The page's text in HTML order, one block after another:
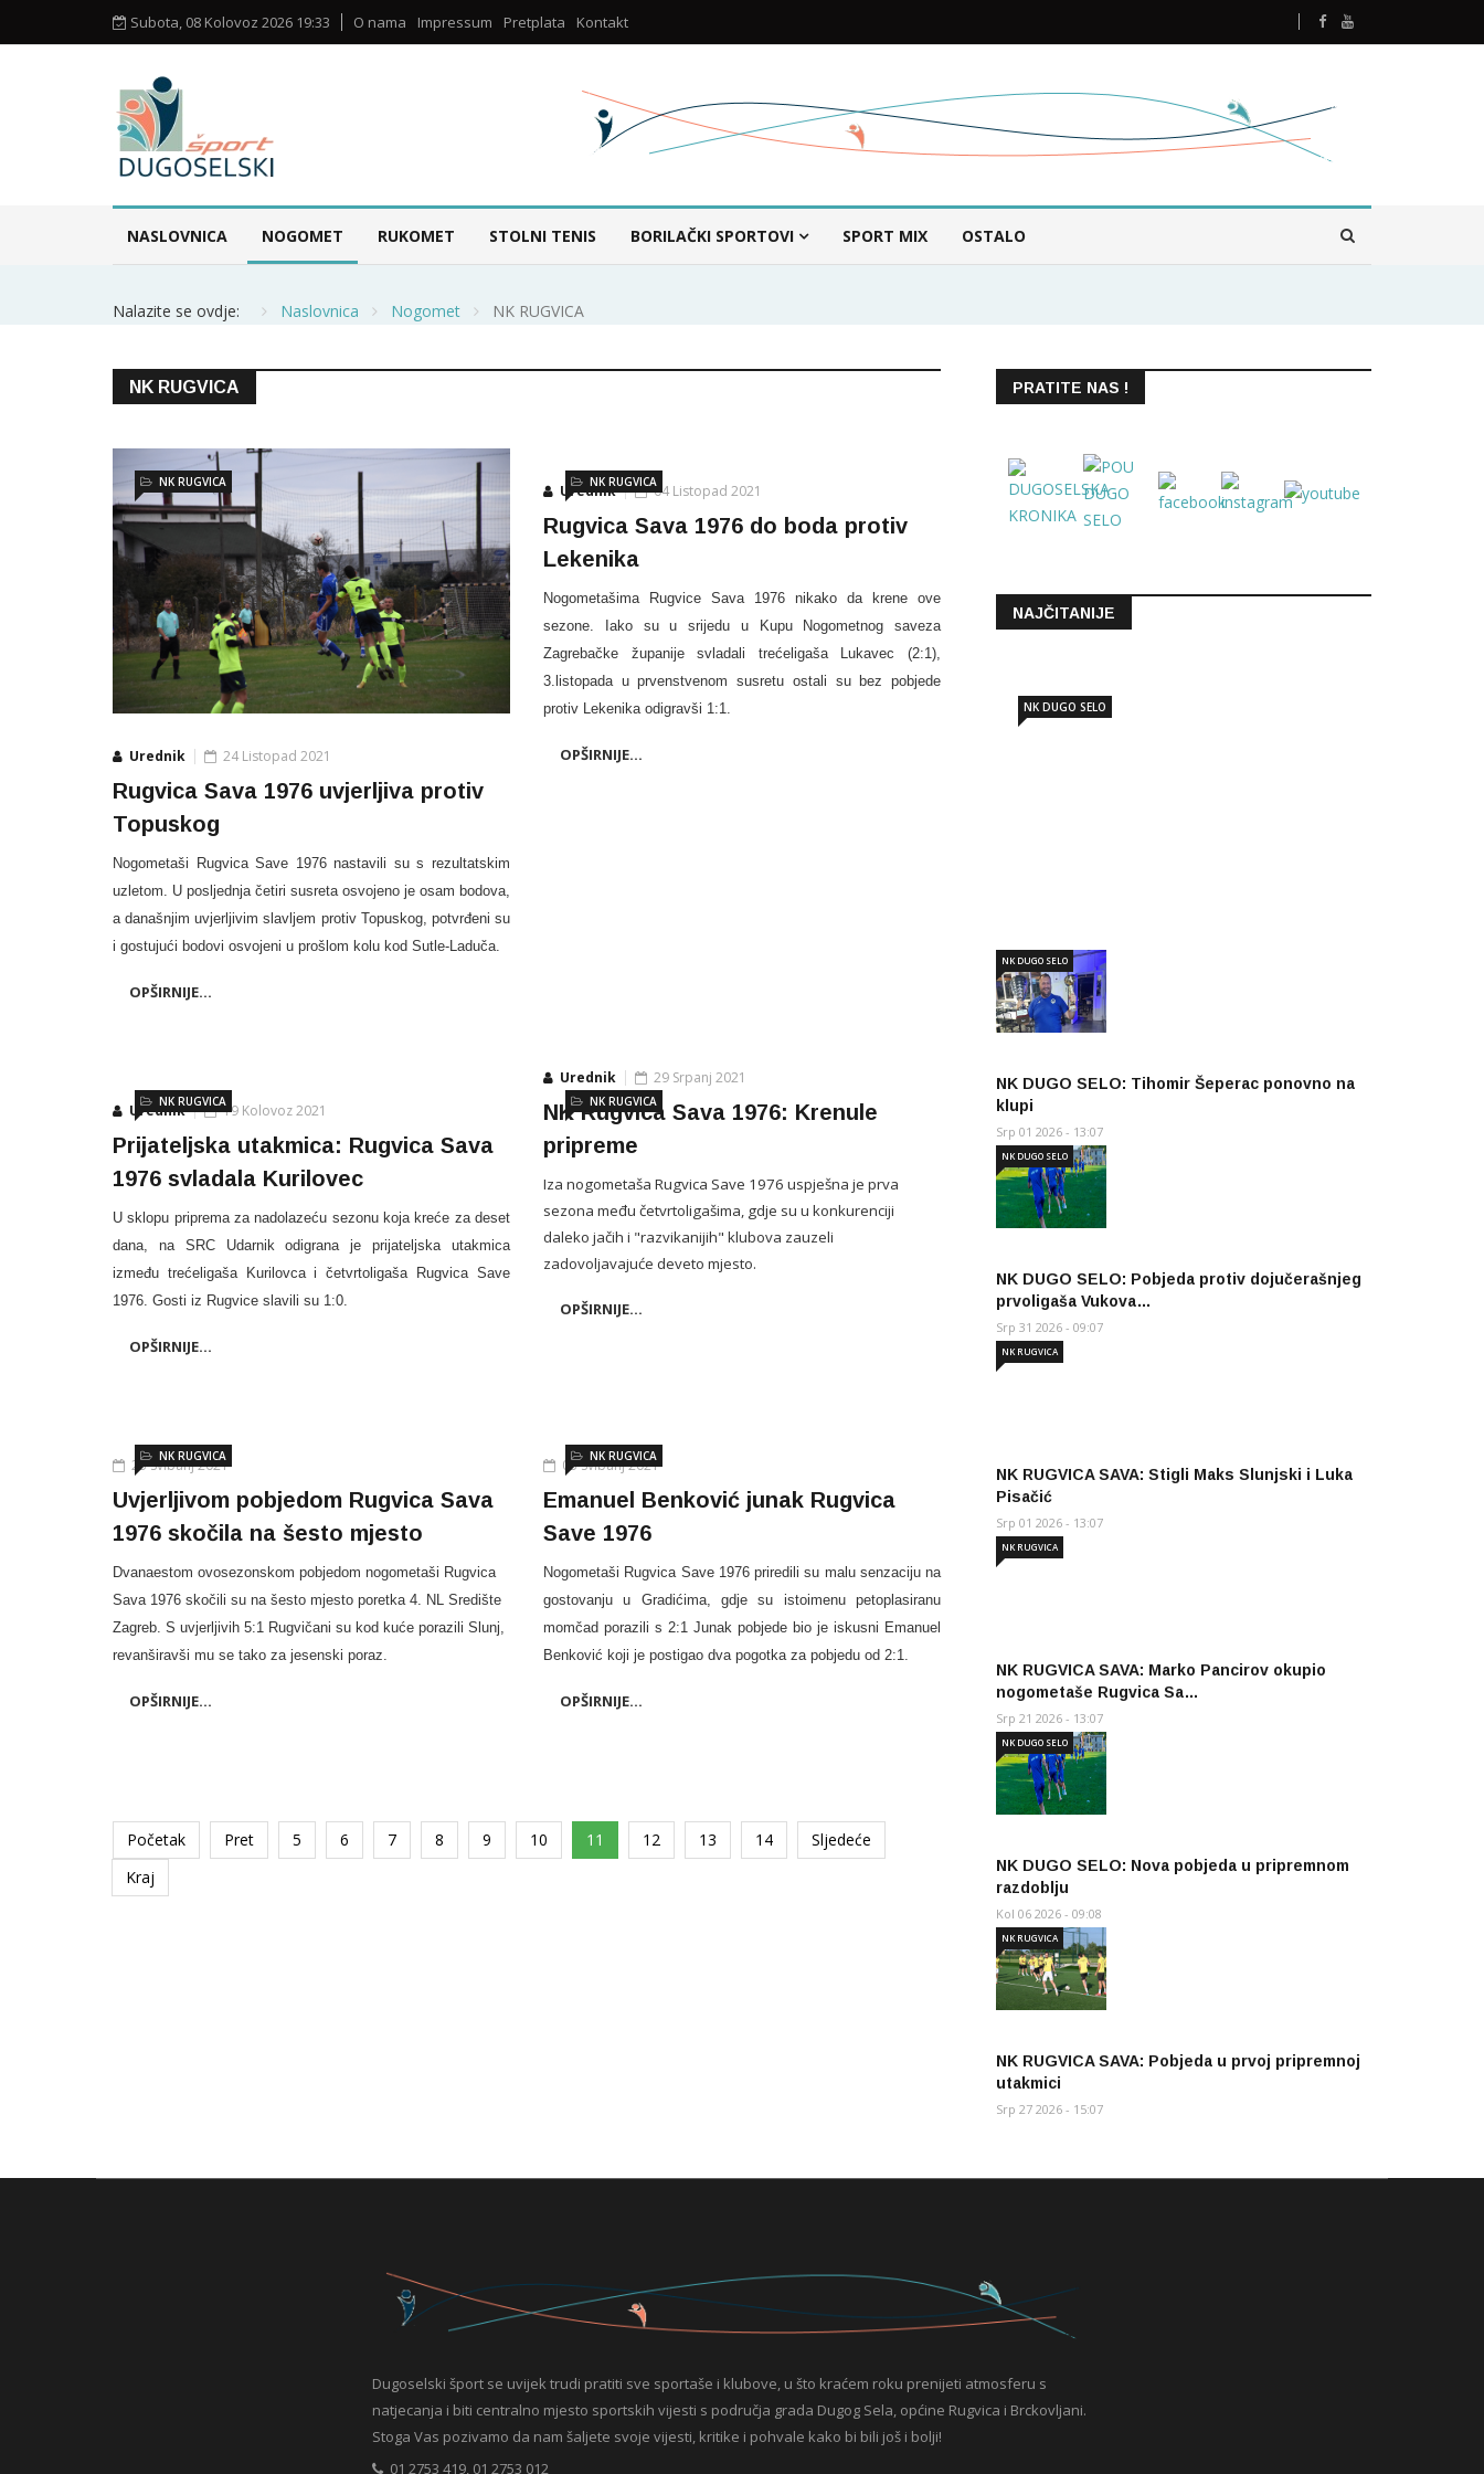
Subota, 08 Kolovoz 2026 19:33 O nama Impressum Pretplata Kontakt
NASLOVNICA NOGOMET RUKOMET STOLNI TENIS BORILAČKI SPORTOVI SPORT MIX OSTALO
Nalazite se ovdje: Naslovnica Nogomet NK RUGVICA
NK RUGVICA
Urednik
NK RUGVICA
24 Listopad 2021
Rugvica Sava 1976 uvjerljiva protiv
Topuskog
Nogometaši Rugvica Save 1976 nastavili su s rezultatskim
uzletom. U posljednja četiri susreta osvojeno je osam bodova,
a današnjim uvjerljivim slavljem protiv Topuskog, potvrđeni su
i gostujući bodovi osvojeni u prošlom kolu kod Sutle-Laduča.
OPŠIRNIJE...
UrednikNK RUGVICA04 Listopad 2021
Rugvica Sava 1976 do boda protiv
Lekenika
Nogometašima Rugvice Sava 1976 nikako da krene ove
sezone. Iako su u srijedu u Kupu Nogometnog saveza
Zagrebačke županije svladali trećeligaša Lukavec (2:1),
3.listopada u prvenstvenom susretu ostali su bez pobjede
protiv Lekenika odigravši 1:1.
OPŠIRNIJE...
UrednikNK RUGVICA19 Kolovoz 2021
Prijateljska utakmica: Rugvica Sava
1976 svladala Kurilovec
U sklopu priprema za nadolazeću sezonu koja kreće za deset
dana, na SRC Udarnik odigrana je prijateljska utakmica
između trećeligaša Kurilovca i četvrtoligaša Rugvica Save
1976. Gosti iz Rugvice slavili su 1:0.
OPŠIRNIJE...
Urednik
NK RUGVICA
29 Srpanj 2021
NK Rugvica Sava 1976: Krenule
pripreme
Iza nogometaša Rugvica Save 1976 uspješna je prva
sezona među četvrtoligašima, gdje su u konkurenciji
daleko jačih i "razvikanijih" klubova zauzeli
zadovoljavajuće deveto mjesto.
OPŠIRNIJE...
NK RUGVICA
23 Svibanj 2021
Uvjerljivom pobjedom Rugvica Sava
1976 skočila na šesto mjesto
Dvanaestom ovosezonskom pobjedom nogometaši Rugvica
Sava 1976 skočili su na šesto mjesto poretka 4. NL Središte
Zagreb. S uvjerljivih 5:1 Rugvičani su kod kuće porazili Slunj,
revanširavši mu se tako za jesenski poraz.
OPŠIRNIJE...
NK RUGVICA
03 Svibanj 2021
Emanuel Benković junak Rugvica
Save 1976
Nogometaši Rugvica Save 1976 priredili su malu senzaciju na
gostovanju u Gradićima, gdje su istoimenu petoplasiranu
momčad porazili s 2:1 Junak pobjede bio je iskusni Emanuel
Benković koji je postigao dva pogotka za pobjedu od 2:1.
OPŠIRNIJE...
Početak Pret 5 6 7 8 9 10 11 12 13 14
Sljedeće
Kraj
PRATITE NAS !
NAJČITANIJE
NK DUGO SELO
NK DUGO SELO: Tihomir Šeperac ponovno na
klupi
NK DUGO SELO
Srp 01 2026 - 13:07
NK DUGO SELO: Pobjeda protiv dojučerašnjeg
prvoligaša Vukova…
NK DUGO SELO
Srp 31 2026 - 09:07
NK RUGVICA SAVA: Stigli Maks Slunjski i Luka
Pisačić
NK RUGVICA
Srp 01 2026 - 13:07
NK RUGVICA SAVA: Marko Pancirov okupio
nogometaše Rugvica Sa…
NK RUGVICA
Srp 21 2026 - 13:07
NK DUGO SELO: Nova pobjeda u pripremnom
razdoblju
NK DUGO SELO
Kol 06 2026 - 09:08
NK RUGVICA SAVA: Pobjeda u prvoj pripremnoj
utakmici
NK RUGVICA
Srp 27 2026 - 15:07
Dugoselski šport se uvijek trudi pratiti sve sportaše i klubove, u što kraćem roku prenijeti atmosferu s
natjecanja i biti centralno mjesto sportskih vijesti s područja grada Dugog Sela, općine Rugvica i Brckovljani.
Stoga Vas pozivamo da nam šaljete svoje vijesti, kritike i pohvale kako bi bili još i bolji!
01 2753 419, 01 2753 012